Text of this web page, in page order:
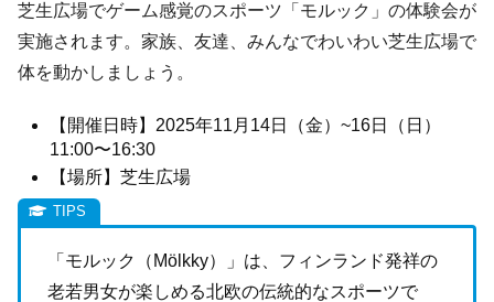
芝生広場でゲーム感覚のスポーツ「モルック」の体験会が
実施されます。家族、友達、みんなでわいわい芝生広場で
体を動かしましょう。
【開催日時】2025年11月14日（金）~16日（日）
11:00〜16:30
【場所】芝生広場
「モルック（Mölkky）」は、フィンランド発祥の
老若男女が楽しめる北欧の伝統的なスポーツで